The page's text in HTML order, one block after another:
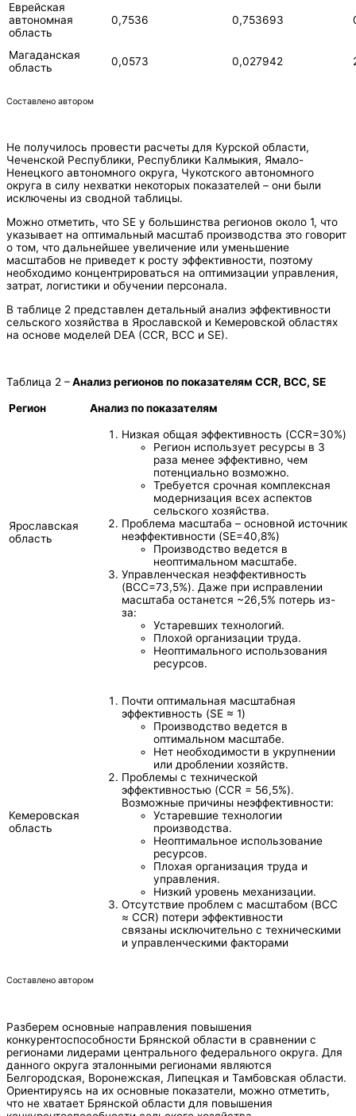
Еврейская
автономная
область
0,7536 0,753693
Магаданская
область
0,0573 0,027942
Составлено автором
Не получилось провести расчеты для Курской области,
Чеченской Республики, Республики Калмыкия, Ямало-
Ненецкого автономного округа, Чукотского автономного
округа в силу нехватки некоторых показателей – они были
исключены из сводной таблицы.
Можно отметить, что SE у большинства регионов около 1, что
указывает на оптимальный масштаб производства это говорит
о том, что дальнейшее увеличение или уменьшение
масштабов не приведет к росту эффективности, поэтому
необходимо концентрироваться на оптимизации управления,
затрат, логистики и обучении персонала.
В таблице 2 представлен детальный анализ эффективности
сельского хозяйства в Ярославской и Кемеровской областях
на основе моделей DEA (CCR, BCC и SE).
Таблица 2 –Анализ регионов по показателям CCR, BCC, SE
Регион Анализ по показателям
Ярославская
область
Низкая общая эффективность (CCR=30%)
Регион использует ресурсы в 3
раза менее эффективно, чем
потенциально возможно.
Требуется срочная комплексная
модернизация всех аспектов
сельского хозяйства.
Проблема масштаба – основной источник
неэффективности (SE=40,8%)
Производство ведется в
неоптимальном масштабе.
Управленческая неэффективность
(BCC=73,5%). Даже при исправлении
масштаба останется ~26,5% потерь из-
за:
Устаревших технологий.
Плохой организации труда.
Неоптимального использования
ресурсов.
Кемеровская
область
Почти оптимальная масштабная
эффективность (SE ≈ 1)
Производство ведется в
оптимальном масштабе.
Нет необходимости в укрупнении
или дроблении хозяйств.
Проблемы с технической
эффективностью (CCR = 56,5%).
Возможные причины неэффективности:
Устаревшие технологии
производства.
Неоптимальное использование
ресурсов.
Плохая организация труда и
управления.
Низкий уровень механизации.
Отсутствие проблем с масштабом (BCC
≈ CCR) потери эффективности
связаны исключительно с техническими
и управленческими факторами
Составлено автором
Разберем основные направления повышения
конкурентоспособности Брянской области в сравнении с
регионами лидерами центрального федерального округа. Для
данного округа эталонными регионами являются
Белгородская, Воронежская, Липецкая и Тамбовская области.
Ориентируясь на их основные показатели, можно отметить,
что не хватает Брянской области для повышения